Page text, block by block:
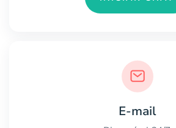
E-mail